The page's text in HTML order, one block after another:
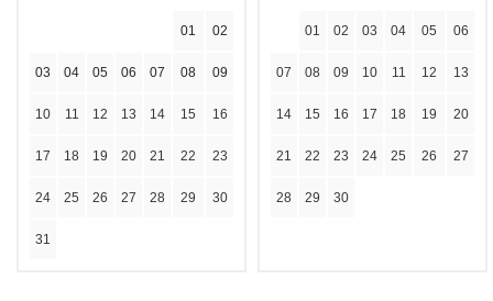
01 02
03 04 05 06 07 08 09
10 11 12 13 14 15 16
17 18 19 20 21 22 23
24 25 26 27 28 29 30
31
01 02 03 04 05 06
07 08 09 10 11 12 13
14 15 16 17 18 19 20
21 22 23 24 25 26 27
28 29 30